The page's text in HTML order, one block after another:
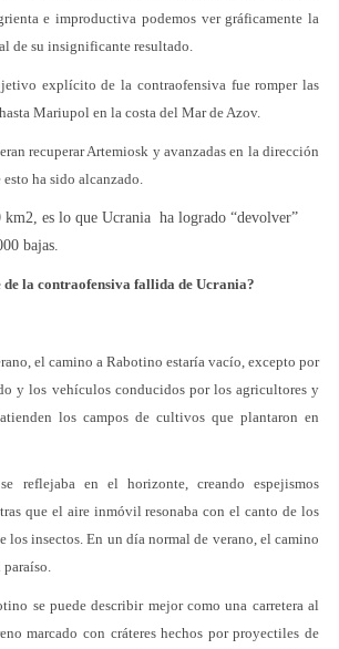
e improductiva podemos ver gráficamente la
de su insignificante resultado.
explícito de la contraofensiva fue romper las
Mariupol en la costa del Mar de Azov.
recuperar Artemiosk y avanzadas en la dirección
ha sido alcanzado.
km2, es lo que Ucrania ha logrado “devolver”
bajas.
de la contraofensiva fallida de Ucrania?
el camino a Rabotino estaría vacío, excepto por
y los vehículos conducidos por los agricultores y
los campos de cultivos que plantaron en
reflejaba en el horizonte, creando espejismos
que el aire inmóvil resonaba con el canto de los
los insectos. En un día normal de verano, el camino
paraíso.
se puede describir mejor como una carretera al
marcado con cráteres hechos por proyectiles de